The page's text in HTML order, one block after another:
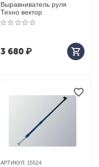
Выравниватель руля
Техно вектор
3 680₽
АРТИКУЛ: 15524